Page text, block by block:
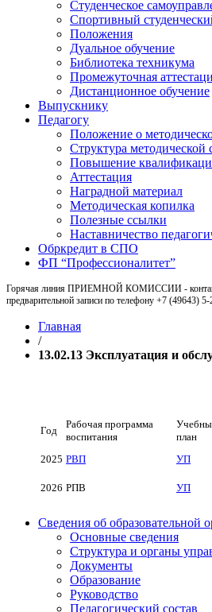
Студенческое
Спортивный
Положения
Дуальное обучение
Библиотека техникума
Промежуточная
Дистанционное обучение
Выпускнику
Педагогу
Положение о
Структура методической
Повышение
Аттестация
Наградной материал
Методическая копилка
Полезные ссылки
Наставничество
Обркредит в СПО
ФП “Профессионалитет”
Горячая линия ПРИЕМНОЙ КОМИССИИ -
предварительной записи по телефону +7 (49643)
Главная
/
13.02.13 Эксплуатация и
Год
Рабочая программа
воспитания
план
2025 РВП УП
2026 РПВ УП
Сведения об образовательной
Основные сведения
Структура и органы
Документы
Образование
Руководство
Педагогический состав